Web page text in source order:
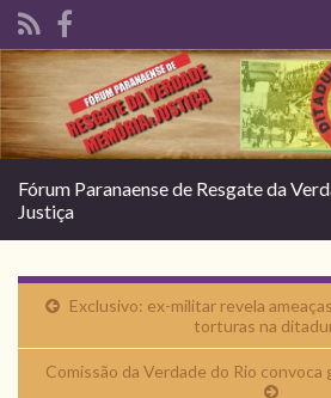
Search for:
Fórum Paranaense de Resgate da
Justiça
Exclusivo: ex-militar revela
torturas na
Comissão da Verdade do Rio